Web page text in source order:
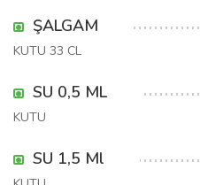
ŞALGAM
KUTU 33 CL
SU 0,5 ML
KUTU
SU 1,5 Ml